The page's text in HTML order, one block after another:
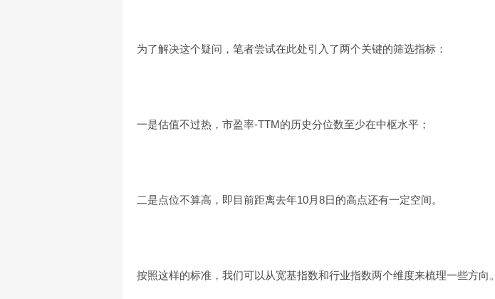
为了解决这个疑问，笔者尝试在此处引入了两个关键的筛选指标：
一是估值不过热，市盈率-TTM的历史分位数至少在中枢水平；
二是点位不算高，即目前距离去年10月8日的高点还有一定空间。
按照这样的标准，我们可以从宽基指数和行业指数两个维度来梳理一些方向。